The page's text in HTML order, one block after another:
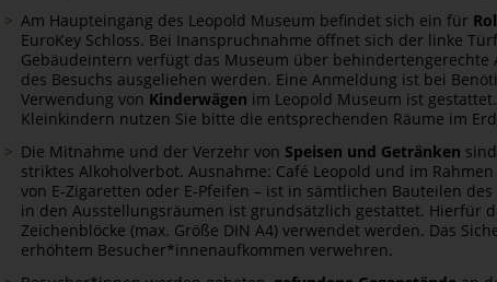
Am Haupteingang des Leopold Museum befindet sich ein für
EuroKey Schloss. Bei Inanspruchnahme öffnet sich der linke
Gebäude­intern verfügt das Museum über
des Besuchs ausgeliehen werden. Eine Anmeldung ist bei
Verwendung von Kinderwägen im Leopold Museum ist
Kleinkindern nutzen Sie bitte die entsprechenden Räume im
Die Mitnahme und der Verzehr von Speisen und Getränken
striktes Alkoholverbot. Ausnahme: Café Leopold und im
von E-Zigaretten oder E-Pfeifen – ist in sämtlichen Bauteilen
in den Ausstellungsräumen ist grundsätzlich gestattet. Hierfür
Zeichenblöcke (max. Größe DIN A4) verwendet werden. Das
erhöhtem Besucher*innenaufkommen verwehren.